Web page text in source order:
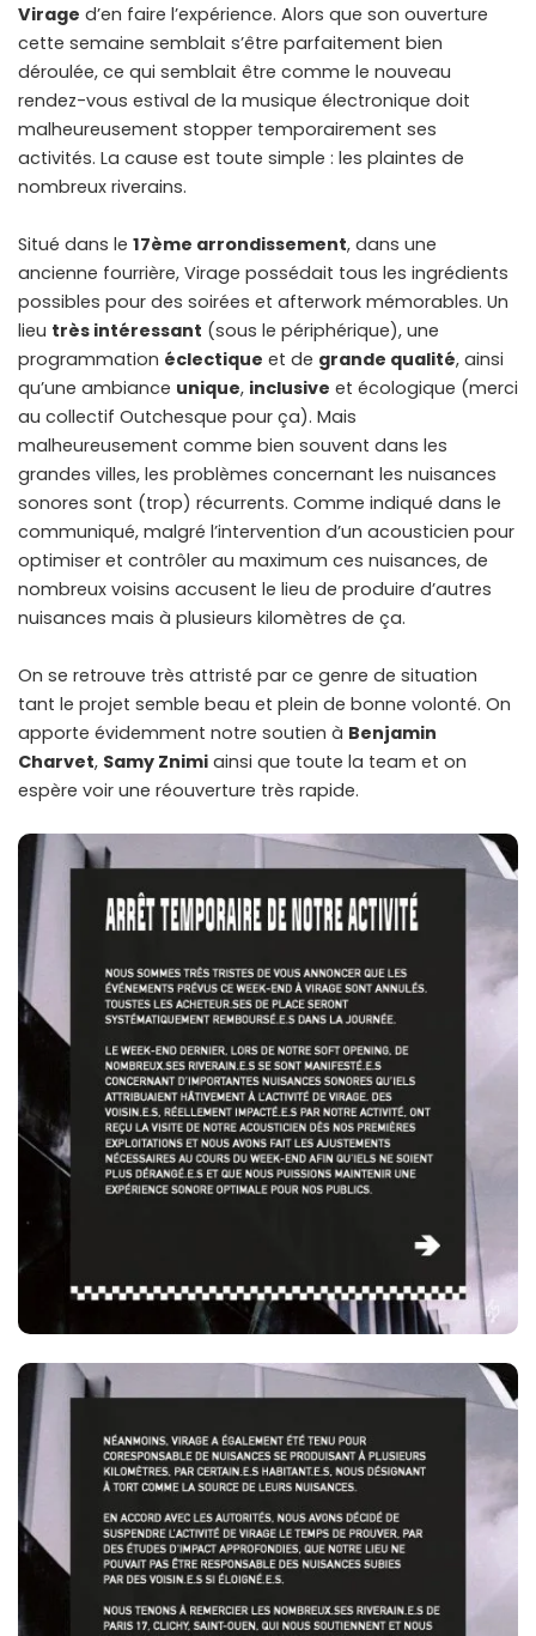
Virage d’en faire l’expérience. Alors que son ouverture
cette semaine semblait s’être parfaitement bien
déroulée, ce qui semblait être comme le nouveau
rendez-vous estival de la musique électronique doit
malheureusement stopper temporairement ses
activités. La cause est toute simple : les plaintes de
nombreux riverains.
Situé dans le 17ème arrondissement, dans une
ancienne fourrière, Virage possédait tous les ingrédients
possibles pour des soirées et afterwork mémorables. Un
lieu très intéressant (sous le périphérique), une
programmation éclectique et de grande qualité, ainsi
qu’une ambiance unique, inclusive et écologique (merci
au collectif Outchesque pour ça). Mais
malheureusement comme bien souvent dans les
grandes villes, les problèmes concernant les nuisances
sonores sont (trop) récurrents. Comme indiqué dans le
communiqué, malgré l’intervention d’un acousticien pour
optimiser et contrôler au maximum ces nuisances, de
nombreux voisins accusent le lieu de produire d’autres
nuisances mais à plusieurs kilomètres de ça.
On se retrouve très attristé par ce genre de situation
tant le projet semble beau et plein de bonne volonté. On
apporte évidemment notre soutien à Benjamin
Charvet, Samy Znimi ainsi que toute la team et on
espère voir une réouverture très rapide.